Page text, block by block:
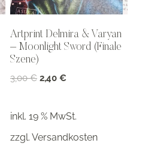
Artprint Delmira & Varyan
– Moonlight Sword (Finale
Szene)
3,00€ Ursprünglicher
3,00 €
2,40 €
2,40 €.
inkl. 19 % MwSt.
zzgl. Versandkosten